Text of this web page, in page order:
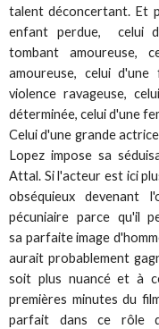
talent déconcertant. Et
enfant perdue, celui
tombant amoureuse,
amoureuse, celui
violence ravageuse,
déterminée, celui d'une
Celui d'une grande
Lopez impose sa
Attal. Si l'acteur est ici
obséquieux devenant
pécuniaire parce qu'il
sa parfaite image
aurait probablement
soit plus nuancé et à
premières minutes du
parfait dans ce rôle